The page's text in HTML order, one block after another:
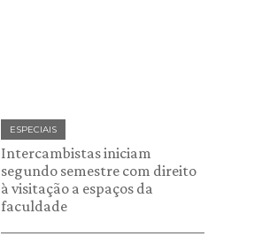
ESPECIAIS
Intercambistas iniciam
segundo semestre com direito
à visitação a espaços da
faculdade